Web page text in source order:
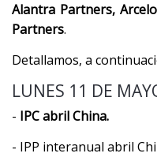
Alantra Partners,
Partners.
Detallamos, a
LUNES 11 DE
- IPC abril China.
- IPP interanual abril